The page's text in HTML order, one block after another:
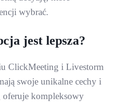
wybrać.
jest lepsza?
ClickMeeting i Livestorm
swoje unikalne cechy i
kompleksowy